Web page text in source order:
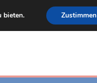
bieten. Zustimmen